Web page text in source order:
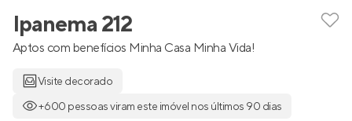
Ipanema 212
Aptos com benefícios Minha Casa Minha Vida!
+600 pessoas viram este imóvel nos últimos 90 dias
Visite decorado